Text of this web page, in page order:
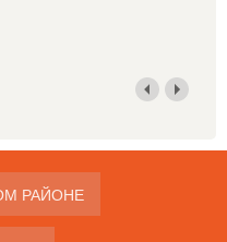
РАЙОНЕ